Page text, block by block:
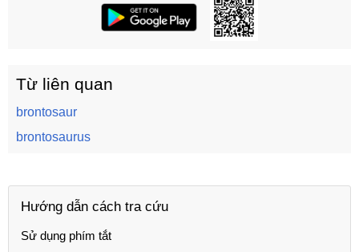
Từ liên quan
brontosaur
brontosaurus
Hướng dẫn cách tra cứu
Sử dụng phím tắt